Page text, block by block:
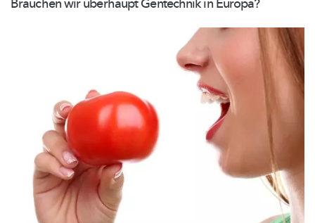
Brauchen wir überhaupt Gentechnik in Europa?